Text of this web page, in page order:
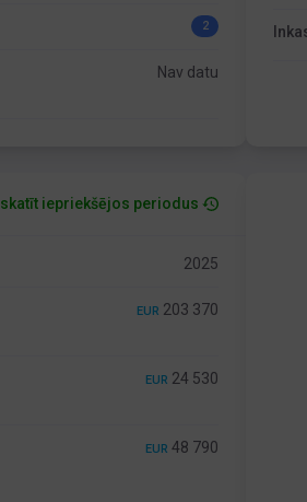
2
Nav datu
iepriekšējos periodus
2025
EUR 203 370
EUR 24 530
EUR 48 790